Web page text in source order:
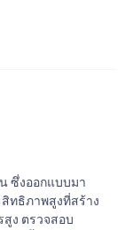
ซึ่งออกแบบมา
ทธิภาพสูงที่สร้าง
ง ตรวจสอบ